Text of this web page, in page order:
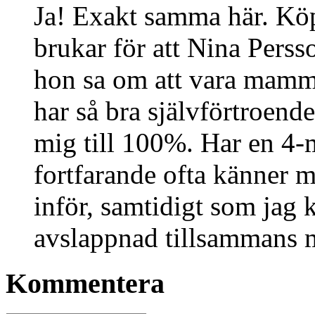
Ja! Exakt samma här.
brukar för att Nina
hon sa om att vara
har så bra
mig till 100%. Har en 4-
fortfarande ofta känner
inför, samtidigt som jag
avslappnad tillsammans
Kommentera